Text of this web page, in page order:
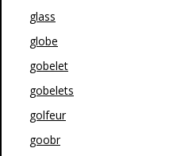
glass
globe
gobelet
gobelets
golfeur
goobr